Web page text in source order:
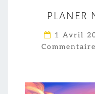
PLANER
1 Avril